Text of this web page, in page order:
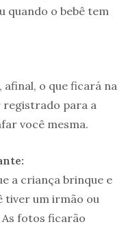
quando o bebê tem
o que ficará na
registrado para a
você mesma.
a criança brinque e
tiver um irmão ou
fotos ficarão